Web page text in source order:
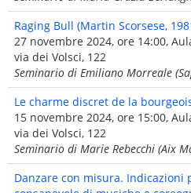
Raging Bull (Martin Scorsese,
27 novembre 2024, ore 14:00,
via dei Volsci, 122
Seminario di Emiliano Morreale
Le charme discret de la
15 novembre 2024, ore 15:00,
via dei Volsci, 122
Seminario di Marie Rebecchi (Aix
Danzare con misura. Indicazioni